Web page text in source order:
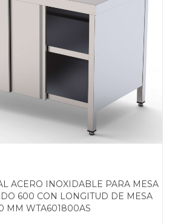
ACERO INOXIDABLE PARA MESA
600 CON LONGITUD DE MESA
MM WTA601800AS